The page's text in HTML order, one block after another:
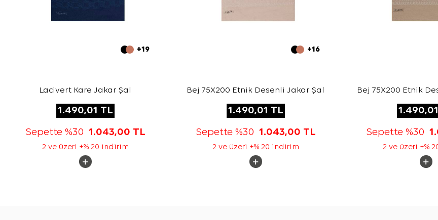
+19
Lacivert Kare Jakar Şal
1.490,01 TL
Sepette %30 1.043,00 TL
2 ve üzeri +% 20 indirim
+16
Bej 75X200 Etnik Desenli Jakar Şal
1.490,01 TL
Sepette %30 1.043,00 TL
2 ve üzeri +% 20 indirim
Bej 75X200 Etnik
1.490,01
Sepette %30
2 ve üzeri +%